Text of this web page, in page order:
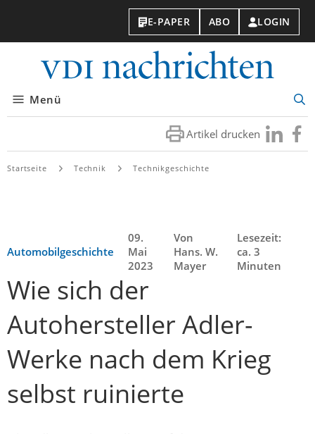
E-PAPER ABO LOGIN
Menü
Artikel drucken Besuchen
Sie
Sie
Startseite Technik Technikgeschichte
Automobilgeschichte
09.
Mai
2023
Von
Hans. W.
Mayer
Lesezeit:
ca. 3
Minuten
Wie sich der
Autohersteller Adler-
Werke nach dem Krieg
selbst ruinierte